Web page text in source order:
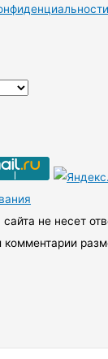
не несет
комментарии